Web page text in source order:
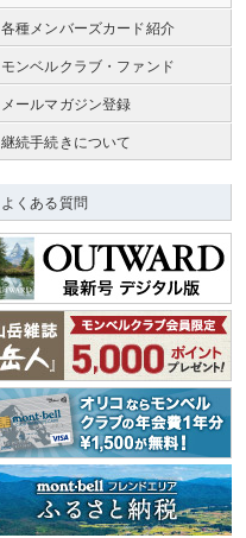
各種メンバーズカード紹介
モンベルクラブ・ファンド
メールマガジン登録
継続手続きについて
よくある質問